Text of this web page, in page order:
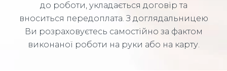
до роботи, укладається договір та
вноситься передоплата. З доглядальницею
Ви розраховуєтесь самостійно за фактом
виконаної роботи на руки або на карту.